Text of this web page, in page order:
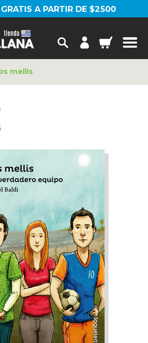
A PARTIR DE $2500
mellis